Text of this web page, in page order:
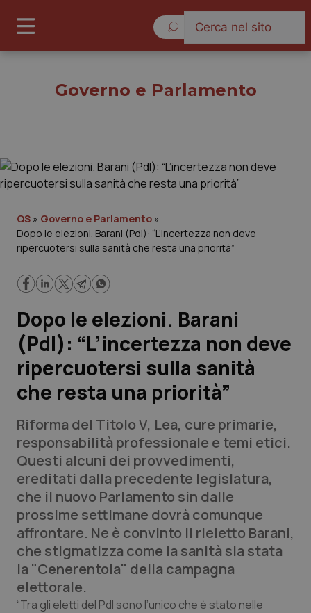
Governo e Parlamento
Regioni e Asl
Lavoro e Professioni
Scienza e Farmaci
Studi e Analisi
Lettere al direttore
Edizioni Regionali
QS Pro
Professionisti Sanitari.AI
Abruzzo
Basilicata
QS Pro Gold
Artrite & artrosi
QS Club Newsletter
Governo e Parlamento
QS » Governo e Parlamento »
Dopo le elezioni. Barani (Pdl): “L’incertezza non deve
ripercuotersi sulla sanità che resta una priorità”
Dopo le elezioni. Barani
(Pdl): “L’incertezza non deve
ripercuotersi sulla sanità
che resta una priorità”
Riforma del Titolo V, Lea, cure primarie,
responsabilità professionale e temi etici.
Questi alcuni dei provvedimenti,
ereditati dalla precedente legislatura,
che il nuovo Parlamento sin dalle
prossime settimane dovrà comunque
affrontare. Ne è convinto il rieletto Barani,
che stigmatizza come la sanità sia stata
la "Cenerentola" della campagna
elettorale.
“Tra gli eletti del Pdl sono l’unico che è stato nelle